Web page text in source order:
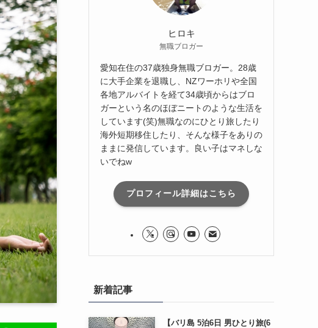
ヒロキ
無職ブロガー
愛知在住の37歳独身無職ブロガー。28歳
に大手企業を退職し、NZワーホリや全国
各地アルバイトを経て34歳頃からはブロ
ガーという名のほぼニートのような生活を
しています(笑)無職なのにひとり旅したり
海外短期移住したり、そんな様子をありの
ままに発信しています。良い子はマネしな
いでねw
プロフィール詳細はこちら
新着記事
【バリ島 5泊6日 男ひとり旅(6